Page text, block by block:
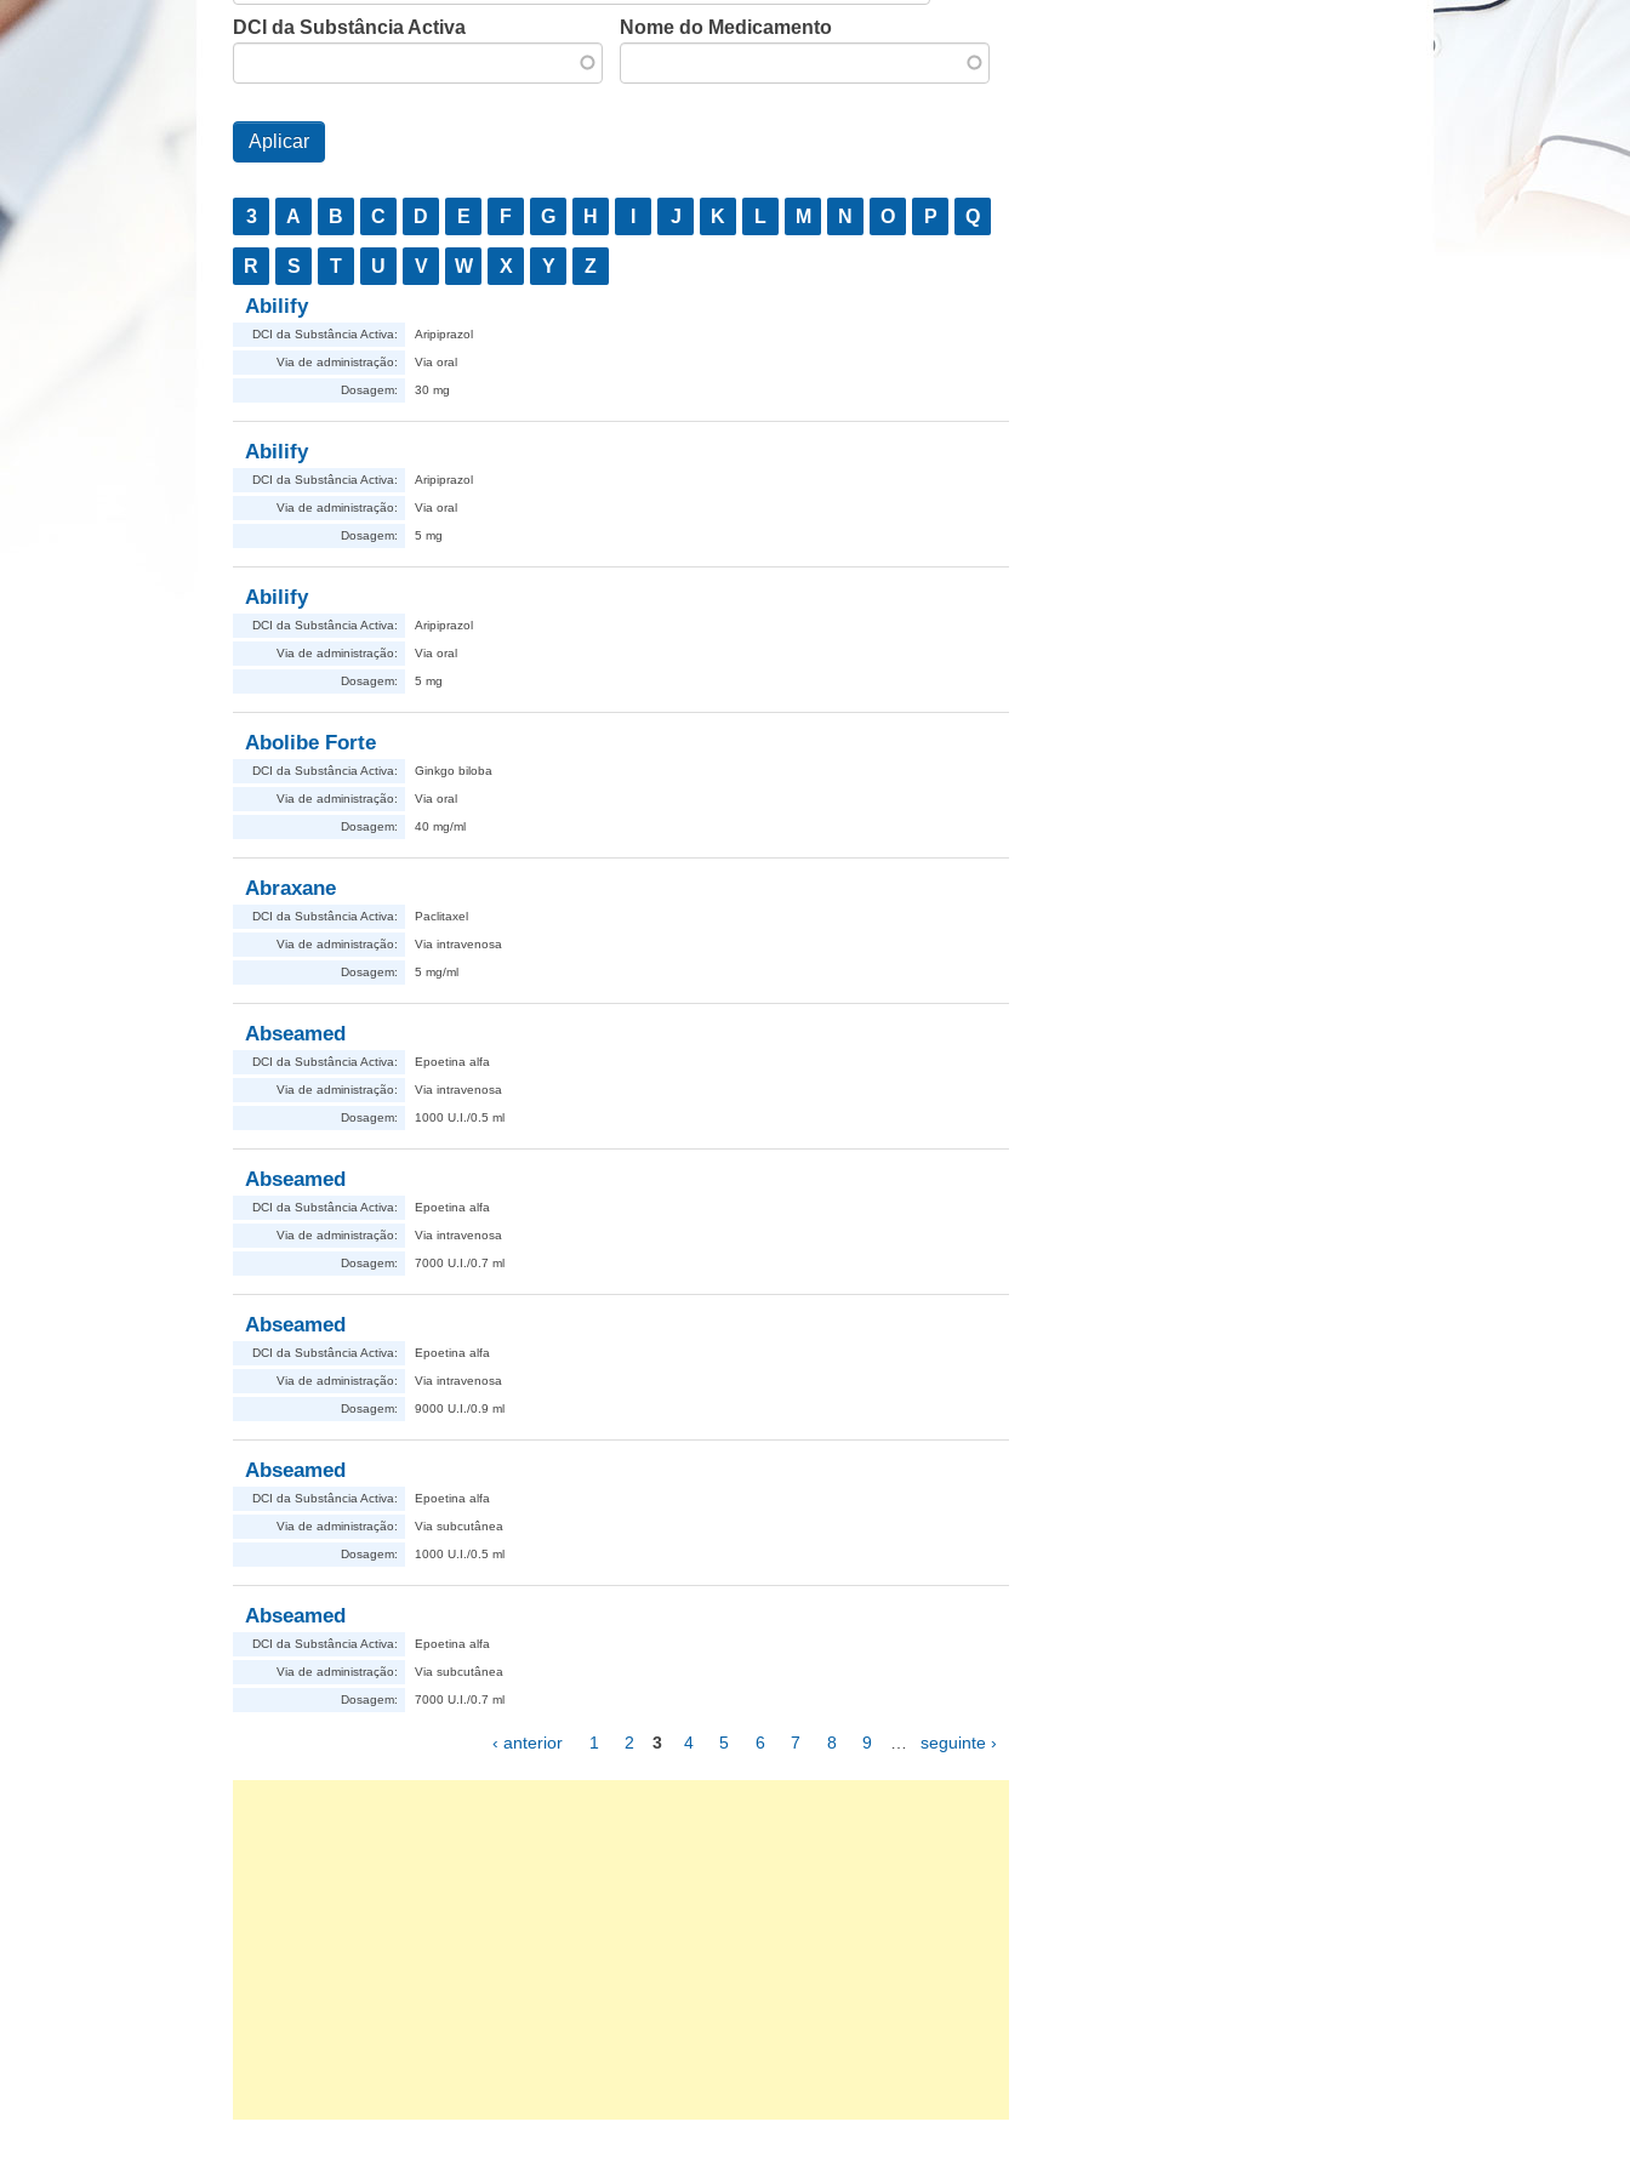
DCI da Substância Activa Nome do Medicamento
3 A B C D E F G H J K L M N O P Q
R S T U V W X Y Z
Abilify
DCI da Substância Activa: Aripiprazol
Via de administração: Via oral
Dosagem: 30 mg
Abilify
DCI da Substância Activa: Aripiprazol
Via de administração: Via oral
Dosagem: 5 mg
Abilify
DCI da Substância Activa: Aripiprazol
Via de administração: Via oral
Dosagem: 5 mg
Abolibe Forte
DCI da Substância Activa: Ginkgo biloba
Via de administração: Via oral
Dosagem: 40 mg/ml
Abraxane
DCI da Substância Activa: Paclitaxel
Via de administração: Via intravenosa
Dosagem: 5 mg/ml
Abseamed
DCI da Substância Activa: Epoetina alfa
Via de administração: Via intravenosa
Dosagem: 1000 U.I./0.5 ml
Abseamed
DCI da Substância Activa: Epoetina alfa
Via de administração: Via intravenosa
Dosagem: 7000 U.I./0.7 ml
Abseamed
DCI da Substância Activa: Epoetina alfa
Via de administração: Via intravenosa
Dosagem: 9000 U.I./0.9 ml
Abseamed
DCI da Substância Activa: Epoetina alfa
Via de administração: Via subcutânea
Dosagem: 1000 U.I./0.5 ml
Abseamed
DCI da Substância Activa: Epoetina alfa
Via de administração: Via subcutânea
Dosagem: 7000 U.I./0.7 ml
‹ anterior 1 2 3 4 5 6 7 8 9 seguinte ›